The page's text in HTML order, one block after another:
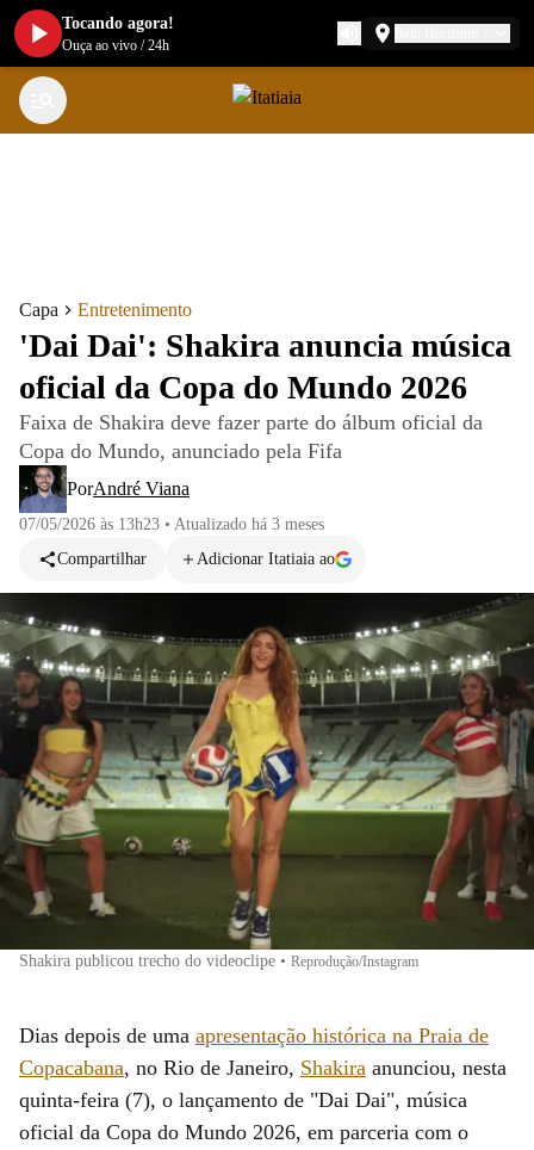
Capa Entretenimento
'Dai Dai': Shakira anuncia música
oficial da Copa do Mundo 2026
Faixa de Shakira deve fazer parte do álbum oficial da
Copa do Mundo, anunciado pela Fifa
PorAndré Viana
07/05/2026 às 13h23 • Atualizado há 3 meses
Compartilhar
Adicionar Itatiaia ao
Shakira publicou trecho do videoclipe • Reprodução/Instagram
Dias depois de uma apresentação histórica na Praia de
Copacabana, no Rio de Janeiro, Shakira anunciou, nesta
quinta-feira (7), o lançamento de "Dai Dai", música
oficial da Copa do Mundo 2026, em parceria com o
Tocando agora!
Ouça ao vivo /24h